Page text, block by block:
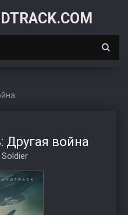
Другая война